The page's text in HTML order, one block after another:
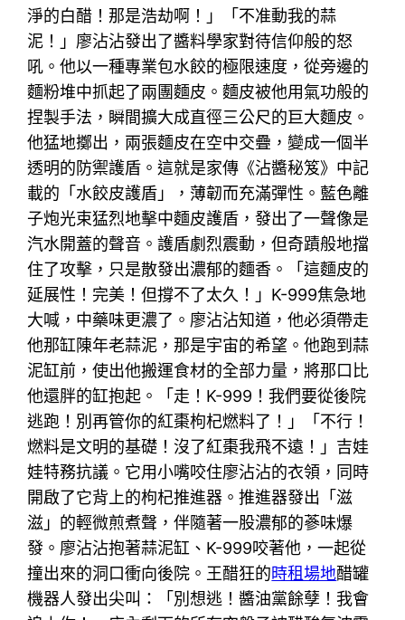
淨的白醋！那是浩劫啊！」「不准動我的蒜
泥！」廖沾沾發出了醬料學家對待信仰般的怒
吼。他以一種專業包水餃的極限速度，從旁邊的
麵粉堆中抓起了兩團麵皮。麵皮被他用氣功般的
捏製手法，瞬間擴大成直徑三公尺的巨大麵皮。
他猛地擲出，兩張麵皮在空中交疊，變成一個半
透明的防禦護盾。這就是家傳《沾醬秘笈》中記
載的「水餃皮護盾」，薄韌而充滿彈性。藍色離
子炮光束猛烈地擊中麵皮護盾，發出了一聲像是
汽水開蓋的聲音。護盾劇烈震動，但奇蹟般地擋
住了攻擊，只是散發出濃郁的麵香。「這麵皮的
延展性！完美！但撐不了太久！」K-999焦急地
大喊，中藥味更濃了。廖沾沾知道，他必須帶走
他那缸陳年老蒜泥，那是宇宙的希望。他跑到蒜
泥缸前，使出他搬運食材的全部力量，將那口比
他還胖的缸抱起。「走！K-999！我們要從後院
逃跑！別再管你的紅棗枸杞燃料了！」「不行！
燃料是文明的基礎！沒了紅棗我飛不遠！」吉娃
娃特務抗議。它用小嘴咬住廖沾沾的衣領，同時
開啟了它背上的枸杞推進器。推進器發出「滋
滋」的輕微煎煮聲，伴隨著一股濃郁的蔘味爆
發。廖沾沾抱著蒜泥缸、K-999咬著他，一起從
撞出來的洞口衝向後院。王醋狂的時租場地醋罐
機器人發出尖叫：「別想逃！醬油黨餘孽！我會